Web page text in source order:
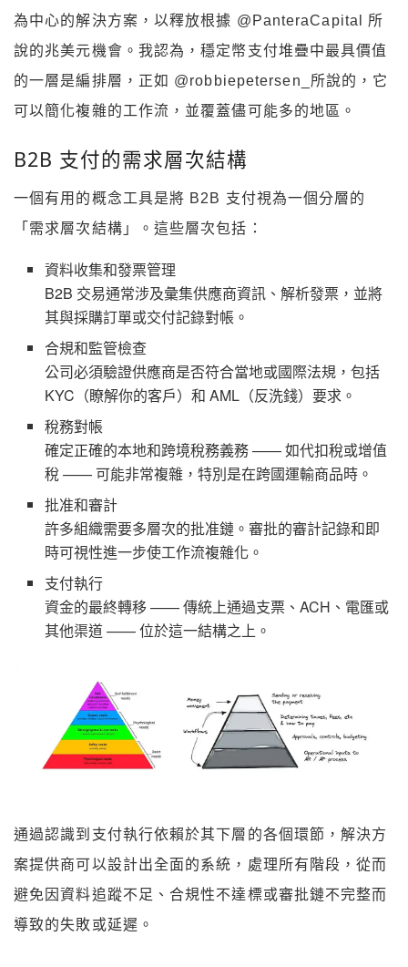
為中心的解決方案，以釋放根據 @PanteraCapital 所
說的兆美元機會。我認為，穩定幣支付堆疊中最具價值
的一層是編排層，正如 @robbiepetersen_所說的，它
可以簡化複雜的工作流，並覆蓋儘可能多的地區。
B2B 支付的需求層次結構
一個有用的概念工具是將 B2B 支付視為一個分層的
「需求層次結構」。這些層次包括：
資料收集和發票管理
B2B 交易通常涉及彙集供應商資訊、解析發票，並將
其與採購訂單或交付記錄對帳。
合規和監管檢查
公司必須驗證供應商是否符合當地或國際法規，包括
KYC（瞭解你的客戶）和 AML（反洗錢）要求。
稅務對帳
確定正確的本地和跨境稅務義務 —— 如代扣稅或增值
稅 —— 可能非常複雜，特別是在跨國運輸商品時。
批准和審計
許多組織需要多層次的批准鏈。審批的審計記錄和即
時可視性進一步使工作流複雜化。
支付執行
資金的最終轉移 —— 傳統上通過支票、ACH、電匯或
其他渠道 —— 位於這一結構之上。
通過認識到支付執行依賴於其下層的各個環節，解決方
案提供商可以設計出全面的系統，處理所有階段，從而
避免因資料追蹤不足、合規性不達標或審批鏈不完整而
導致的失敗或延遲。